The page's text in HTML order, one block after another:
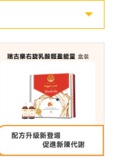
酸櫻桃
魚
維他命C